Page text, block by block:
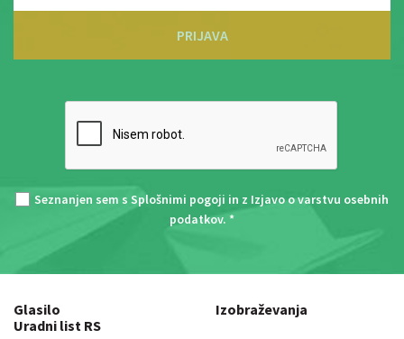
PRIJAVA
Seznanjen sem s Splošnimi pogoji in z Izjavo o varstvu osebnih
podatkov. *
Glasilo
Uradni list RS
Izobraževanja